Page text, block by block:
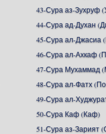
43-Сура аз-Зухруф
44-Сура ад-Духан
45-Сура ал-Джасиа
46-Сура ал-Ахкаф
47-Сура Мухаммад
48-Сура ал-Фатх
49-Сура ал-
50-Сура Каф (Каф)
51-Сура аз-Зарият